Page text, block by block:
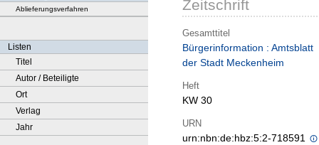
Ablieferungsverfahren
Listen
Titel
Autor / Beteiligte
Ort
Verlag
Jahr
Zeitschrift
Gesamttitel
Bürgerinformation : Amtsblatt
der Stadt Meckenheim
Heft
KW 30
URN
urn:nbn:de:hbz:5:2-718591